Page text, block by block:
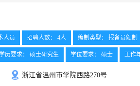
人员 招聘人数： 4人 编制类型： 报备员额制
历要求： 硕士研究生 学位要求： 硕士 工作
浙江省温州市学院西路270号